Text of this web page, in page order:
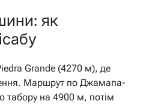
як
Grande (4270 м), де
Маршрут по Джамапа-
табору на 4900 м, потім